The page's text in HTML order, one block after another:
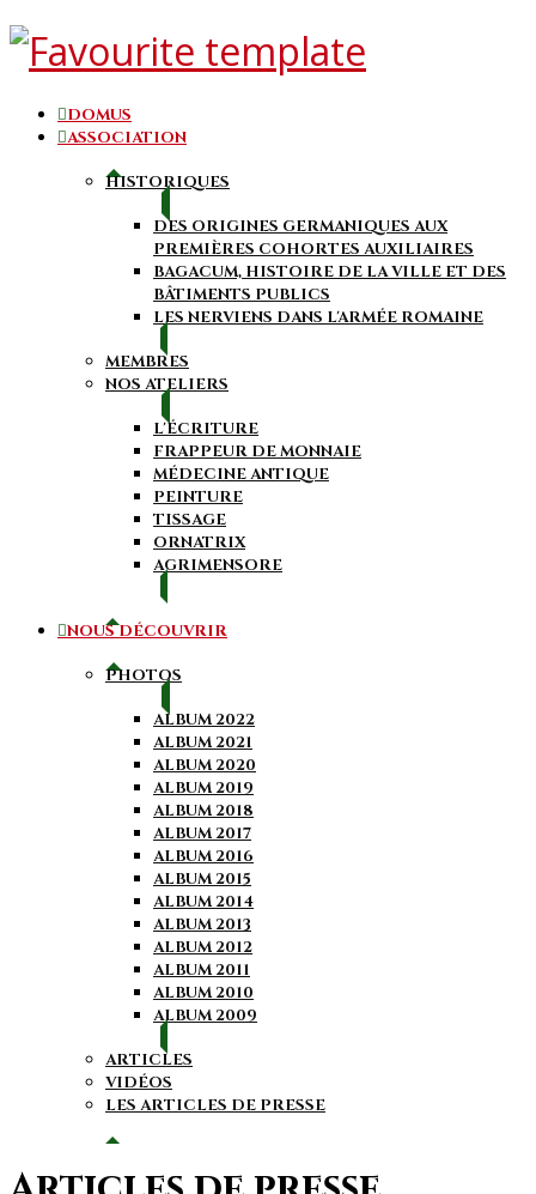
DOMUS
ASSOCIATION
HISTORIQUES
DES ORIGINES GERMANIQUES AUX
PREMIÈRES COHORTES AUXILIAIRES
BAGACUM, HISTOIRE DE LA VILLE ET DES
BÂTIMENTS PUBLICS
LES NERVIENS DANS L'ARMÉE ROMAINE
MEMBRES
NOS ATELIERS
L'ÉCRITURE
FRAPPEUR DE MONNAIE
MÉDECINE ANTIQUE
PEINTURE
TISSAGE
ORNATRIX
AGRIMENSORE
NOUS DÉCOUVRIR
PHOTOS
ALBUM 2022
ALBUM 2021
ALBUM 2020
ALBUM 2019
ALBUM 2018
ALBUM 2017
ALBUM 2016
ALBUM 2015
ALBUM 2014
ALBUM 2013
ALBUM 2012
ALBUM 2011
ALBUM 2010
ALBUM 2009
ARTICLES
VIDÉOS
LES ARTICLES DE PRESSE